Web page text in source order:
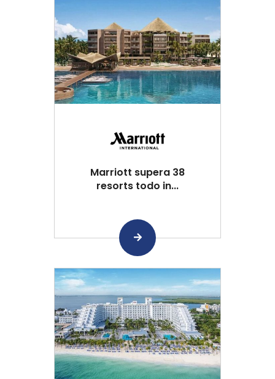
Marriott supera 38
resorts todo in...